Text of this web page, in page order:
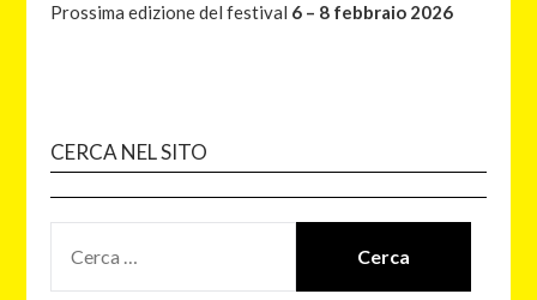
Prossima edizione del festival 6 – 8 febbraio 2026
CERCA NEL SITO